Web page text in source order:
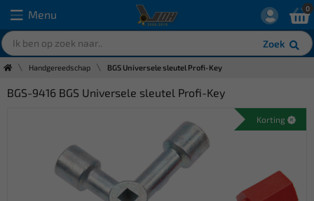
Menu
Zoek
0
Handgereedschap BGS Universele sleutel Profi-Key
BGS-9416 BGS Universele sleutel Profi-Key
Korting